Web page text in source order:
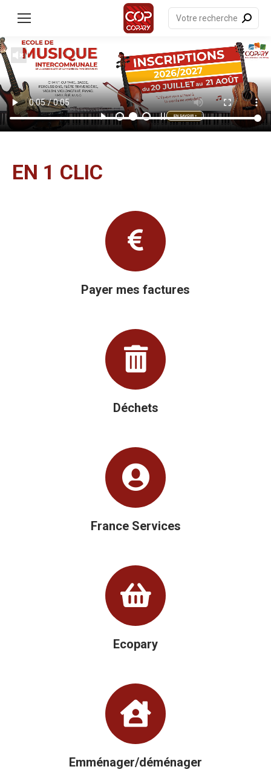
principal
Recherche
:
EN SAVOIR +
EN 1 CLIC
Payer mes factures
Déchets
France Services
Ecopary
Emménager/déménager